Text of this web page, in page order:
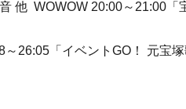
他 WOWOW 20:00～21:00「
26:05「イベントGO！ 元宝